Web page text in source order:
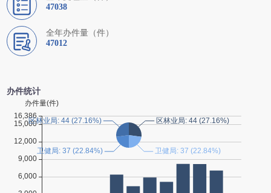
47038
全年办件量（件）
47012
办件统计